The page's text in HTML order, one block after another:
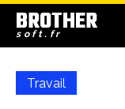
BROTHER
soft.fr
Travail